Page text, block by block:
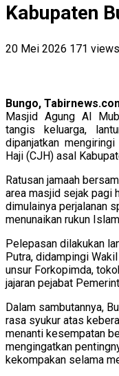
Kabupaten
20 Mei 2026 171 views
Bungo,
Masjid Agung Al
tangis keluarga,
dipanjatkan
Haji (CJH) asal
Ratusan jamaah
area masjid sejak pagi
dimulainya perjalanan
menunaikan rukun
Pelepasan dilakukan
Putra, didampingi
unsur Forkopimda,
jajaran pejabat
Dalam sambutannya,
rasa syukur atas
menanti kesempatan
mengingatkan
kekompakan selama